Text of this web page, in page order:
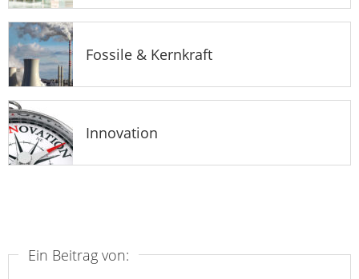
Fossile & Kernkraft
Innovation
Ein Beitrag von: